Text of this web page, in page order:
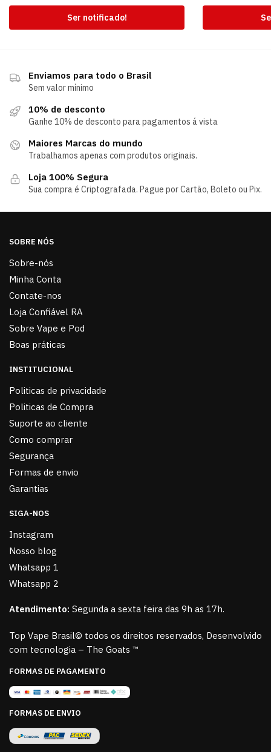
Ser notificado!
Enviamos para todo o Brasil
Sem valor mínimo
10% de desconto
Ganhe 10% de desconto para pagamentos á vista
Maiores Marcas do mundo
Trabalhamos apenas com produtos originais.
Loja 100% Segura
Sua compra é Criptografada. Pague por Cartão, Boleto ou Pix.
SOBRE NÓS
Sobre-nós
Minha Conta
Contate-nos
Loja Confiável RA
Sobre Vape e Pod
Boas práticas
INSTITUCIONAL
Politicas de privacidade
Politicas de Compra
Suporte ao cliente
Como comprar
Segurança
Formas de envio
Garantias
SIGA-NOS
Instagram
Nosso blog
Whatsapp 1
Whatsapp 2
Atendimento: Segunda a sexta feira das 9h as 17h.
Top Vape Brasil© todos os direitos reservados, Desenvolvido
com tecnologia – The Goats ™
FORMAS DE PAGAMENTO
FORMAS DE ENVIO